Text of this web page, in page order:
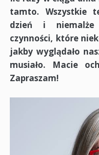
tamto. Wszystkie
dzień i niemalże
czynności, które
jakby wyglądało
musiało. Macie
Zapraszam!